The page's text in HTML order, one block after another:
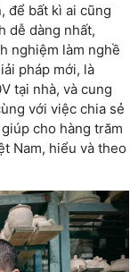
để bất kì ai cũng
dễ dàng nhất,
nghiệm làm nghề
pháp mới, là
tại nhà, và cung
với việc chia sẻ
cho hàng trăm
Nam, hiểu và theo